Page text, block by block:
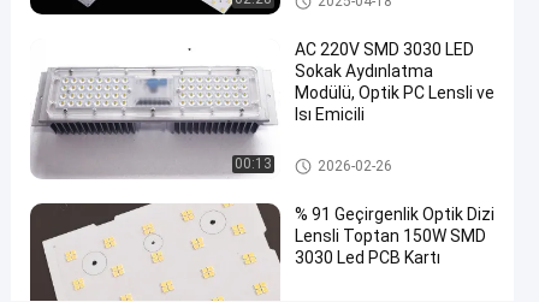
Sokak
2025-
169
görüşler
Paylaş
#
sokak
güçlendirme
led
#
led ışık
değiştirmeleri
00:13
AC 220V SMD 3030 LED
Sokak Aydınlatma
Modülü, Optik PC Lensli ve
Isı Emicili
LED Sokak Işık Bileşenleri
2026-02-26
% 91 Geçirgenlik Optik Dizi
Lensli Toptan 150W SMD
3030 Led PCB Kartı